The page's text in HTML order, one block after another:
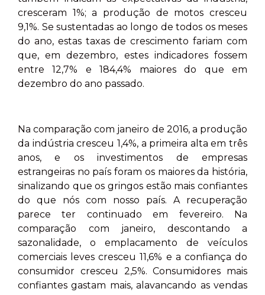
cresceram 1%; a produção de motos cresceu
9,1%. Se sustentadas ao longo de todos os meses
do ano, estas taxas de crescimento fariam com
que, em dezembro, estes indicadores fossem
entre 12,7% e 184,4% maiores do que em
dezembro do ano passado.
Na comparação com janeiro de 2016, a produção
da indústria cresceu 1,4%, a primeira alta em três
anos, e os investimentos de empresas
estrangeiras no país foram os maiores da história,
sinalizando que os gringos estão mais confiantes
do que nós com nosso país. A recuperação
parece ter continuado em fevereiro. Na
comparação com janeiro, descontando a
sazonalidade, o emplacamento de veículos
comerciais leves cresceu 11,6% e a confiança do
consumidor cresceu 2,5%. Consumidores mais
confiantes gastam mais, alavancando as vendas